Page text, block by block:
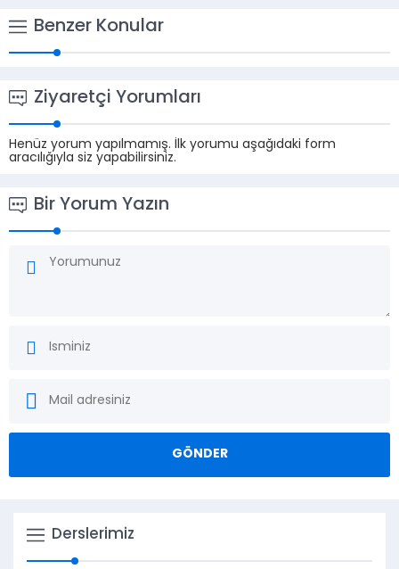
Benzer Konular
Ziyaretçi Yorumları
Henüz yorum yapılmamış. İlk yorumu aşağıdaki form
aracılığıyla siz yapabilirsiniz.
Bir Yorum Yazın
Derslerimiz